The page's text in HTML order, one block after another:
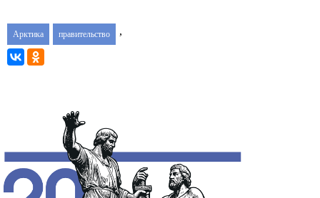
Арктика ,
правительство